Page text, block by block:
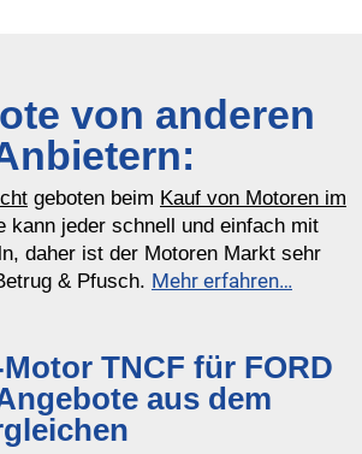
von anderen
geboten beim Kauf von Motoren im
kann jeder schnell und einfach mit
daher ist der Motoren Markt sehr
& Pfusch. Mehr erfahren…
TNCF für FORD
aus dem